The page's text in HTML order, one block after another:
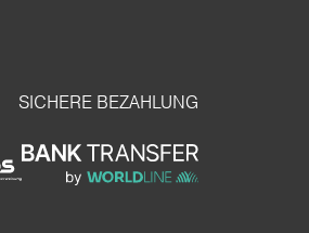
SICHERE BEZAHLUNG